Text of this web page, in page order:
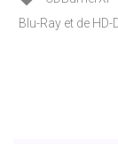
Blu-Ray et de